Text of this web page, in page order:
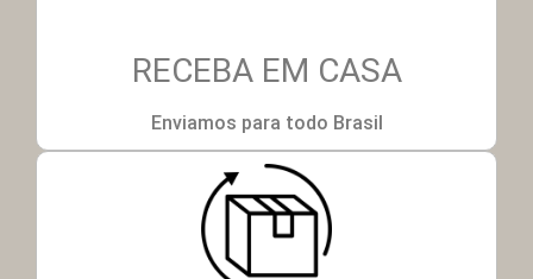
RECEBA EM CASA
Enviamos para todo Brasil